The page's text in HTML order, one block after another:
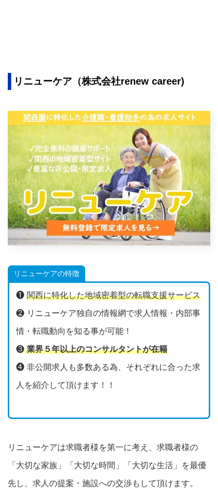
リニューケア（株式会社renew career)
リニューケアの特徴
❶ 関西に特化した地域密着型の転職支援サービス
❷ リニューケア独自の情報網で求人情報・内部事
情・転職動向を知る事が可能！
❸ 業界５年以上のコンサルタントが在籍
❹ 非公開求人も多数ある為、それぞれに合った求
人を紹介して頂けます！！
リニューケアは求職者様を第一に考え、求職者様の
「大切な家族」「大切な時間」「大切な生活」を最優
先し、求人の提案・施設への交渉もして頂けます。